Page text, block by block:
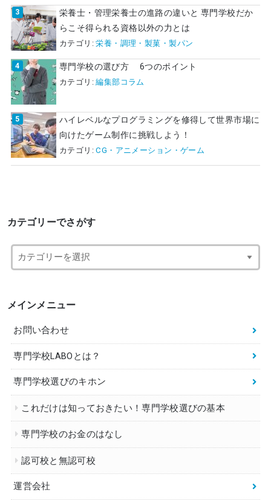
栄養士・管理栄養士の進路の違いと 専門学校だか
らこそ得られる資格以外の力とは
カテゴリ:栄養・調理・製菓・製パン
専門学校の選び方 6つのポイント
カテゴリ:編集部コラム
ハイレベルなプログラミングを修得して世界市場に
向けたゲーム制作に挑戦しよう！
カテゴリ:CG・アニメーション・ゲーム
カテゴリーでさがす
メインメニュー
お問い合わせ
専門学校LABOとは？
専門学校選びのキホン
これだけは知っておきたい！専門学校選びの基本
専門学校のお金のはなし
認可校と無認可校
運営会社